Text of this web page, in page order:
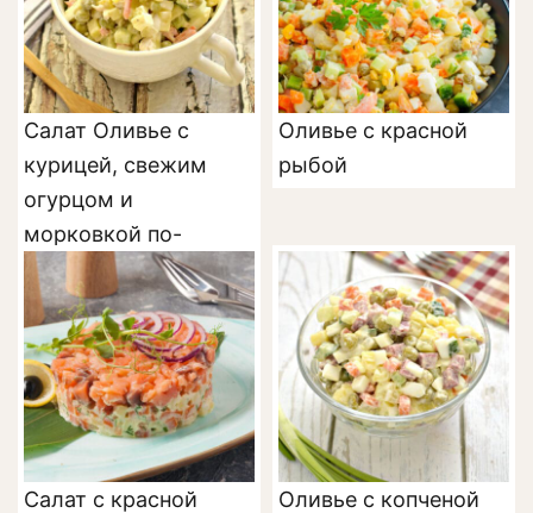
Салат Оливье с
курицей, свежим
огурцом и
морковкой по-
корейски
Оливье с красной
рыбой
Салат с красной
Оливье с копченой